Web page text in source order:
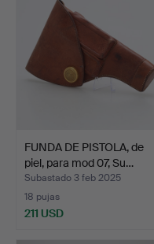
FUNDA DE PISTOLA, de
piel, para mod 07, Su…
Subastado 3 feb 2025
18 pujas
211 USD